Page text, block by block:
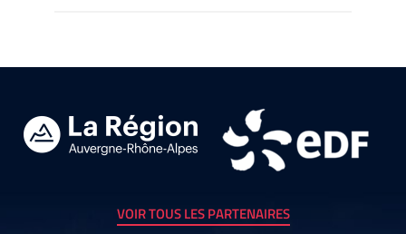
VOIR TOUS LES PARTENAIRES